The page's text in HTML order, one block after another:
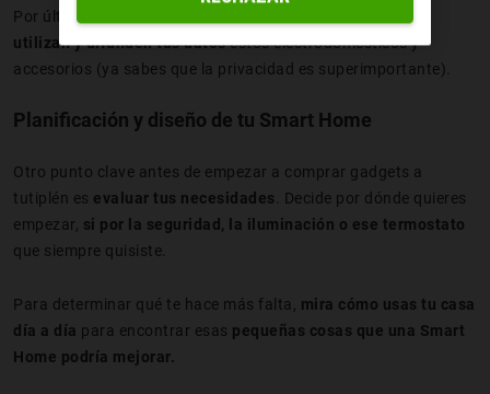
Por último, pero muy importante, revisa cómo
controlan,
utilizan y difunden tus datosestos electrodomésticos y
accesorios (ya sabes que la privacidad es superimportante).
Planificación y diseño de tu Smart Home
Otro punto clave antes de empezar a comprar gadgets a
tutiplén es evaluar tus necesidades . Decide por dónde quieres
empezar, si por la seguridad, la iluminación o ese termostato
que siempre quisiste.
Para determinar qué te hace más falta,
mira cómo usas tu casa
día a día para encontrar esas pequeñas cosas que una Smart
Home podría mejorar.